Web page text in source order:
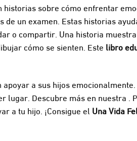
historias sobre cómo enfrentar
un examen. Estas historias
o compartir. Una historia
cómo se sienten. Este libro
a sus hijos emocionalmente.
lugar. Descubre más en nuestra .
a tu hijo. ¡Consigue el Una Vida